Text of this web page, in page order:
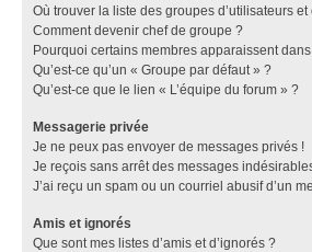
Où trouver la liste des groupes d’utilisateurs
Comment devenir chef de groupe ?
Pourquoi certains membres apparaissent
Qu’est-ce qu’un « Groupe par défaut » ?
Qu’est-ce que le lien « L’équipe du forum » ?
Messagerie privée
Je ne peux pas envoyer de messages privés !
Je reçois sans arrêt des messages
J’ai reçu un spam ou un courriel abusif d’un
Amis et ignorés
Que sont mes listes d’amis et d’ignorés ?